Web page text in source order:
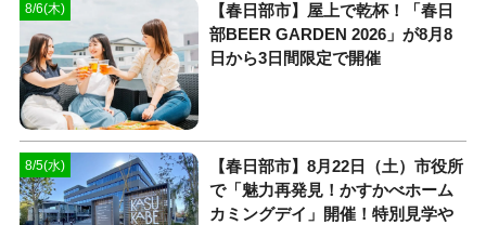
8/6(木)
【春日部市】屋上で乾杯！「春日
部BEER GARDEN 2026」が8月8
日から3日間限定で開催
8/5(水)
【春日部市】8月22日（土）市役所
で「魅力再発見！かすかべホーム
カミングデイ」開催！特別見学や